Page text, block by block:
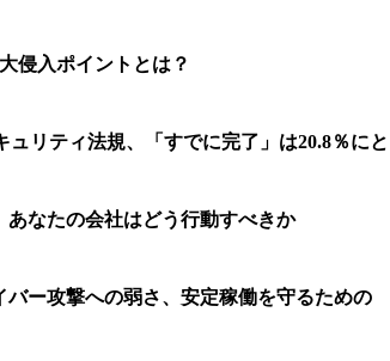
侵入ポイントとは？
ュリティ法規、「すでに完了」は20.8％にと
なたの会社はどう行動すべきか
ー攻撃への弱さ、安定稼働を守るための